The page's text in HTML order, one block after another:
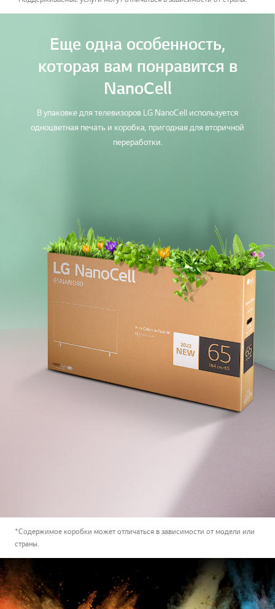
Еще одна особенность,
которая вам понравится в
NanoCell
В упаковке для телевизоров LG NanoCell используется
одноцветная печать и коробка, пригодная для вторичной
переработки.
*Содержимое коробки может отличаться в зависимости от модели или
страны.